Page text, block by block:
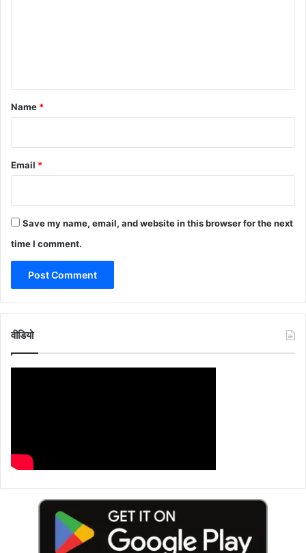
*
Name *
Email *
Save my name, email, and website in this browser for the next
time I comment.
वीडियो